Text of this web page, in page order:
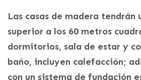
Las casas de madera tendrán
superior a los 60 metros
dormitorios, sala de estar y
baño, incluyen calefacción;
con un sistema de fundación